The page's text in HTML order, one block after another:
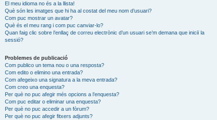
El meu idioma no és a la llista!
Què són les imatges que hi ha al costat del meu nom d’usuari?
Com puc mostrar un avatar?
Què és el meu rang i com puc canviar-lo?
Quan faig clic sobre l’enllaç de correu electrònic d’un usuari se’m demana que iniciï la
sessió?
Problemes de publicació
Com publico un tema nou o una resposta?
Com edito o elimino una entrada?
Com afegeixo una signatura a la meva entrada?
Com creo una enquesta?
Per què no puc afegir més opcions a l’enquesta?
Com puc editar o eliminar una enquesta?
Per què no puc accedir a un fòrum?
Per què no puc afegir fitxers adjunts?